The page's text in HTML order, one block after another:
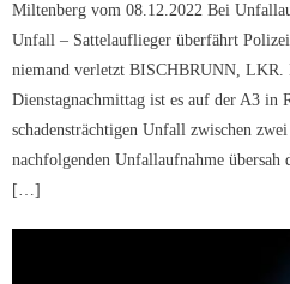
Miltenberg vom 08.12.2022 Bei
Unfall – Sattelauflieger überfährt
niemand verletzt BISCHBRUNN,
Dienstagnachmittag ist es auf der A3 in
schadensträchtigen Unfall zwischen
nachfolgenden Unfallaufnahme übersah
[…]